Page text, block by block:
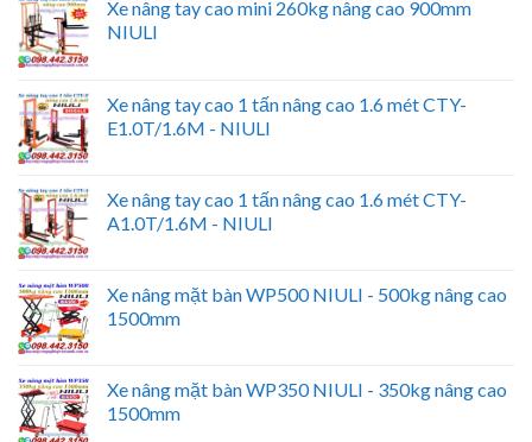
Xe nâng tay cao mini 260kg nâng cao 900mm
NIULI
Xe nâng tay cao 1 tấn nâng cao 1.6 mét CTY-
E1.0T/1.6M - NIULI
Xe nâng tay cao 1 tấn nâng cao 1.6 mét CTY-
A1.0T/1.6M - NIULI
Xe nâng mặt bàn WP500 NIULI - 500kg nâng cao
1500mm
Xe nâng mặt bàn WP350 NIULI - 350kg nâng cao
1500mm